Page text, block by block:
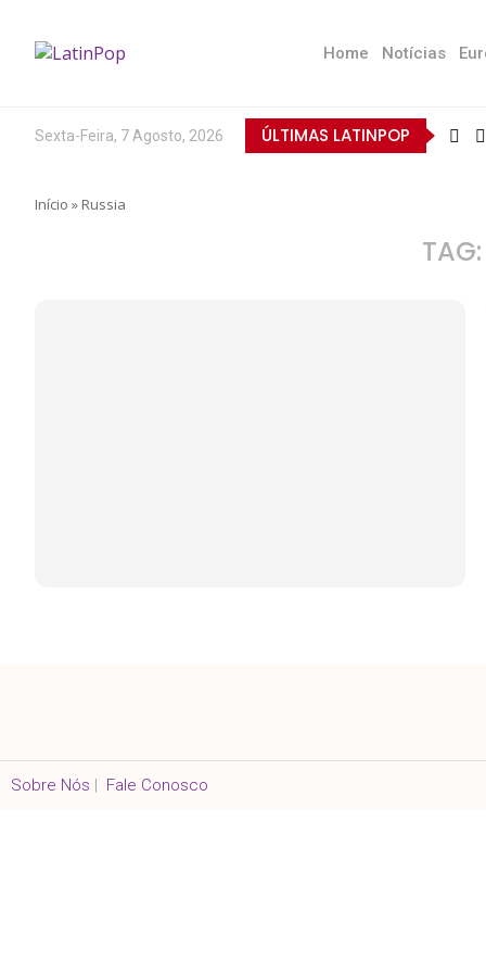
Home Notícias
Sexta-Feira, 7 Agosto, 2026 ÚLTIMAS LATINPOP
Início » Russia
TAG:
Sobre Nós | Fale Conosco